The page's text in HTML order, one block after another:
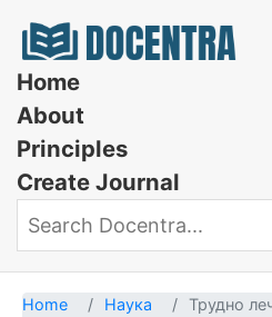
Docentra
Home
About
Principles
Create Journal
Search Docentra
Home Наука
Трудно